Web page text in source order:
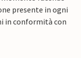
presente in ogni
in conformità con